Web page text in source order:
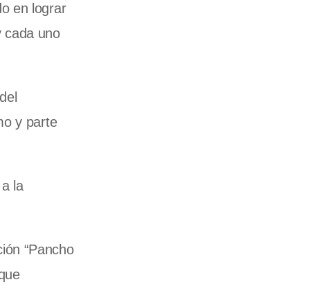
en lograr
cada uno
y parte
la
“Pancho